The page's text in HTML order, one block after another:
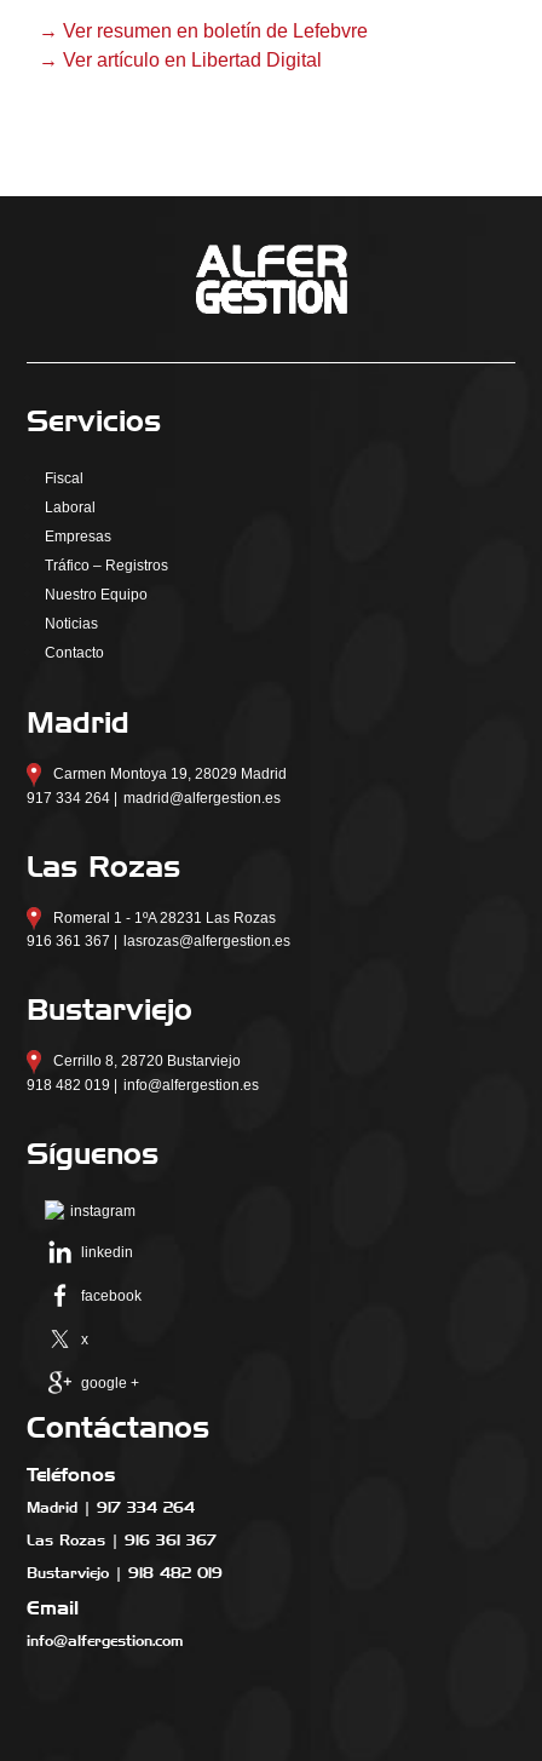
→ Ver resumen en boletín de Lefebvre
→ Ver artículo en Libertad Digital
Servicios
Fiscal
Laboral
Empresas
Tráfico – Registros
Nuestro Equipo
Noticias
Contacto
Madrid
Carmen Montoya 19, 28029 Madrid
917 334 264 | madrid@alfergestion.es
Las Rozas
Romeral 1 - 1ºA 28231 Las Rozas
916 361 367 |
lasrozas@alfergestion.es
Bustarviejo
Cerrillo 8, 28720 Bustarviejo
918 482 019 | info@alfergestion.es
Síguenos
instagram
linkedin
facebook
x
google +
Contáctanos
Teléfonos
Madrid | 917 334 264
Las Rozas | 916 361 367
Bustarviejo | 918 482 019
Email
info@alfergestion.com